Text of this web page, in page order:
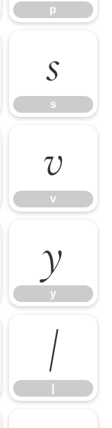
p
s
s
v
v
y
y
|